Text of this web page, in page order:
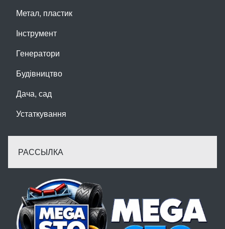
Метал, пластик
Інструмент
Генератори
Будівництво
Дача, сад
Устаткування
РАССЫЛКА